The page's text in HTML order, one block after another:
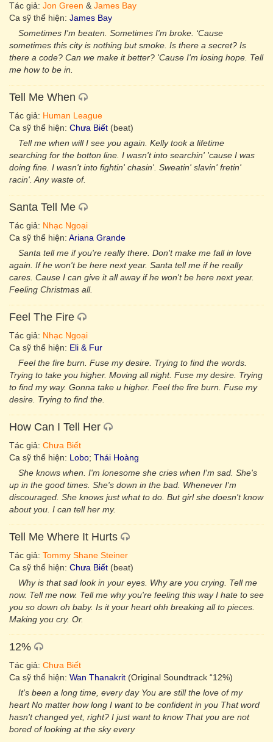
Tác giả: Jon Green & James Bay
Ca sỹ thể hiện: James Bay
Sometimes I'm beaten. Sometimes I'm broke. ‘Cause
sometimes this city is nothing but smoke. Is there a secret? Is
there a code? Can we make it better? 'Cause I'm losing hope. Tell
me how to be in.
Tell Me When
Tác giả: Human League
Ca sỹ thể hiện: Chưa Biết (beat)
Tell me when will I see you again. Kelly took a lifetime
searching for the botton line. I wasn't into searchin' 'cause I was
doing fine. I wasn't into fightin' chasin'. Sweatin' slavin' fretin'
racin'. Any waste of.
Santa Tell Me
Tác giả: Nhạc Ngoại
Ca sỹ thể hiện: Ariana Grande
Santa tell me if you're really there. Don't make me fall in love
again. If he won't be here next year. Santa tell me if he really
cares. Cause I can give it all away if he won't be here next year.
Feeling Christmas all.
Feel The Fire
Tác giả: Nhạc Ngoại
Ca sỹ thể hiện: Eli & Fur
Feel the fire burn. Fuse my desire. Trying to find the words.
Trying to take you higher. Moving all night. Fuse my desire. Trying
to find my way. Gonna take u higher. Feel the fire burn. Fuse my
desire. Trying to find the.
How Can I Tell Her
Tác giả: Chưa Biết
Ca sỹ thể hiện: Lobo; Thái Hoàng
She knows when. I'm lonesome she cries when I'm sad. She's
up in the good times. She's down in the bad. Whenever I'm
discouraged. She knows just what to do. But girl she doesn't know
about you. I can tell her my.
Tell Me Where It Hurts
Tác giả: Tommy Shane Steiner
Ca sỹ thể hiện: Chưa Biết (beat)
Why is that sad look in your eyes. Why are you crying. Tell me
now. Tell me now. Tell me why you're feeling this way I hate to see
you so down oh baby. Is it your heart ohh breaking all to pieces.
Making you cry. Or.
12%
Tác giả: Chưa Biết
Ca sỹ thể hiện: Wan Thanakrit (Original Soundtrack “12%)
It's been a long time, every day You are still the love of my
heart No matter how long I want to be confident in you That word
hasn't changed yet, right? I just want to know That you are not
bored of looking at the sky every